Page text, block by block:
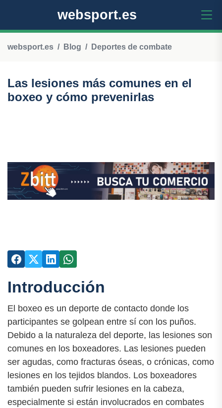
websport.es
websport.es Blog Deportes de combate
Las lesiones más comunes en el
boxeo y cómo prevenirlas
Introducción
El boxeo es un deporte de contacto donde los
participantes se golpean entre sí con los puños.
Debido a la naturaleza del deporte, las lesiones son
comunes en los boxeadores. Las lesiones pueden
ser agudas, como fracturas óseas, o crónicas, como
lesiones en los tejidos blandos. Los boxeadores
también pueden sufrir lesiones en la cabeza,
especialmente si están involucrados en combates